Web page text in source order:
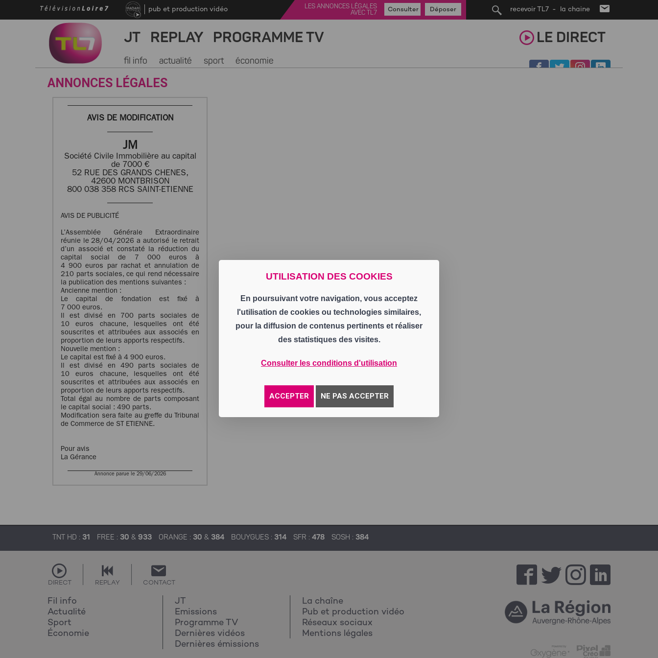
UTILISATION DES COOKIES
En poursuivant votre navigation, vous acceptez
l'utilisation de cookies ou technologies similaires,
pour la diffusion de contenus pertinents et réaliser
des statistiques des visites.
Consulter les conditions d'utilisation
ACCEPTER NE PAS ACCEPTER
recevoir TL7 - la chaine
pub et production vidéo
LES ANNONCES LÉGALES
AVEC TL7
Consulter Déposer
JT REPLAY PROGRAMME TV LE DIRECT
fil info actualité sport économie
ANNONCES LÉGALES
AVIS DE MODIFICATION
JM
Société Civile Immobilière au capital
de 7000 €
52 RUE DES GRANDS CHENES,
42600 MONTBRISON
800 038 358 RCS SAINT-ETIENNE
AVIS DE PUBLICITÉ
L’Assemblée Générale Extraordinaire
réunie le 28/04/2026 a autorisé le retrait
d’un associé et constaté la réduction du
capital social de 7 000 euros à
4 900 euros par rachat et annulation de
210 parts sociales, ce qui rend nécessaire
la publication des mentions suivantes :
Ancienne mention :
Le capital de fondation est fixé à
7 000 euros.
Il est divisé en 700 parts sociales de
10 euros chacune, lesquelles ont été
souscrites et attribuées aux associés en
proportion de leurs apports respectifs.
Nouvelle mention :
Le capital est fixé à 4 900 euros.
Il est divisé en 490 parts sociales de
10 euros chacune, lesquelles ont été
souscrites et attribuées aux associés en
proportion de leurs apports respectifs.
Total égal au nombre de parts composant
le capital social : 490 parts.
Modification sera faite au greffe du Tribunal
de Commerce de ST ETIENNE.
Pour avis
La Gérance
Annonce parue le 29/06/2026
TNT HD : 31 FREE : 30 & 933 ORANGE : 30 & 384 BOUYGUES : 314 SFR : 478 SOSH : 384
DIRECT REPLAY CONTACT
Fil info
Actualité
Sport
Économie
JT
Emissions
Programme TV
Dernières vidéos
Dernières émissions
La chaîne
Pub et production vidéo
Réseaux sociaux
Mentions légales